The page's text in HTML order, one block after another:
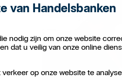
van Handelsbanken
nodig zijn om onze website
dat u veilig van onze online
op onze website te